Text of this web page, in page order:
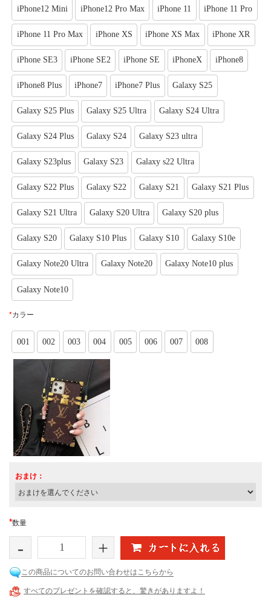
iPhone12 Mini iPhone12 Pro Max iPhone 11 iPhone 11 Pro
iPhone 11 Pro Max iPhone XS iPhone XS Max iPhone XR
iPhone SE3 iPhone SE2 iPhone SE iPhoneX iPhone8
iPhone8 Plus iPhone7 iPhone7 Plus Galaxy S25
Galaxy S25 Plus Galaxy S25 Ultra Galaxy S24 Ultra
Galaxy S24 Plus Galaxy S24 Galaxy S23 ultra
Galaxy S23plus Galaxy S23 Galaxy s22 Ultra
Galaxy S22 Plus Galaxy S22 Galaxy S21 Galaxy S21 Plus
Galaxy S21 Ultra Galaxy S20 Ultra Galaxy S20 plus
Galaxy S20 Galaxy S10 Plus Galaxy S10 Galaxy S10e
Galaxy Note20 Ultra Galaxy Note20 Galaxy Note10 plus
Galaxy Note10
*カラー
001 002 003 004 005 006 007 008
おまけ：
*数量
- +
この商品についてのお問い合わせはこちらから
すべてのプレゼントを確認すると、驚きがありますよ！